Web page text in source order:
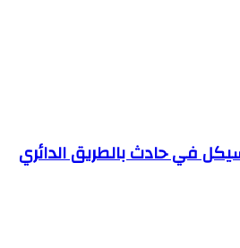
في حادث بالطريق الدائري